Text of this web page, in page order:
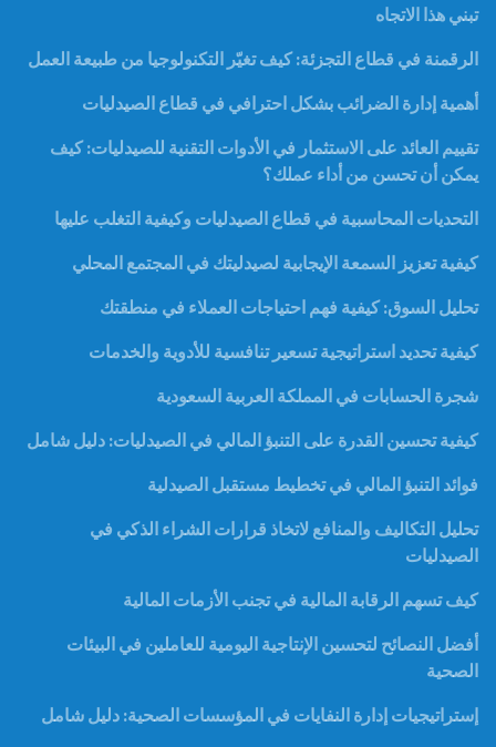
تبني هذا الاتجاه
الرقمنة في قطاع التجزئة: كيف تغيّر التكنولوجيا من طبيعة العمل
أهمية إدارة الضرائب بشكل احترافي في قطاع الصيدليات
تقييم العائد على الاستثمار في الأدوات التقنية للصيدليات: كيف
يمكن أن تحسن من أداء عملك؟
التحديات المحاسبية في قطاع الصيدليات وكيفية التغلب عليها
كيفية تعزيز السمعة الإيجابية لصيدليتك في المجتمع المحلي
تحليل السوق: كيفية فهم احتياجات العملاء في منطقتك
كيفية تحديد استراتيجية تسعير تنافسية للأدوية والخدمات
شجرة الحسابات في المملكة العربية السعودية
كيفية تحسين القدرة على التنبؤ المالي في الصيدليات: دليل شامل
فوائد التنبؤ المالي في تخطيط مستقبل الصيدلية
تحليل التكاليف والمنافع لاتخاذ قرارات الشراء الذكي في
الصيدليات
كيف تسهم الرقابة المالية في تجنب الأزمات المالية
أفضل النصائح لتحسين الإنتاجية اليومية للعاملين في البيئات
الصحية
إستراتيجيات إدارة النفايات في المؤسسات الصحية: دليل شامل